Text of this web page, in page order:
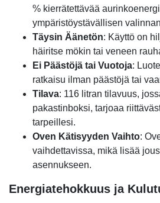
% kierrätettävää
ympäristöystävällisen
Täysin Äänetön: Käyttö on
häiritse mökin tai veneen
Ei Päästöjä tai Vuotoja:
ratkaisu ilman päästöjä tai
Tilava: 116 litran tilavuus,
pakastinboksi, tarjoaa
tarpeillesi.
Oven Kätisyyden Vaihto:
vaihdettavissa, mikä lisää
asennukseen.
Energiatehokkuus ja